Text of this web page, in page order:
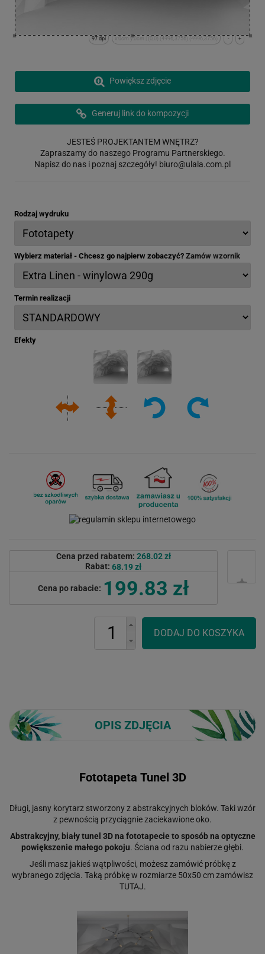
+
-
x:0cm y:0cm | (0,0) (4996,3756) (4996,3756)
97 dpi
Powiększ zdjęcie
Generuj link do kompozycji
JESTEŚ PROJEKTANTEM WNĘTRZ?
Zapraszamy do naszego Programu Partnerskiego.
Napisz do nas i poznaj szczegóły! biuro@ulala.com.pl
Rodzaj wydruku
Wybierz materiał - Chcesz go najpierw zobaczyć? Zamów wzornik
Termin realizacji
Efekty
Cena przed rabatem: 268.02 zł
Rabat: 68.19 zł
Cena po rabacie: 199.83 zł
OPIS ZDJĘCIA
Fototapeta Tunel 3D
Długi, jasny korytarz stworzony z abstrakcyjnych bloków. Taki wzór
z pewnością przyciągnie zaciekawione oko.
Abstrakcyjny, biały tunel 3D na fototapecie to sposób na optyczne
powiększenie małego pokoju. Ściana od razu nabierze głębi.
Jeśli masz jakieś wątpliwości, możesz zamówić próbkę z
wybranego zdjęcia. Taką próbkę w rozmiarze 50x50 cm zamówisz
TUTAJ.